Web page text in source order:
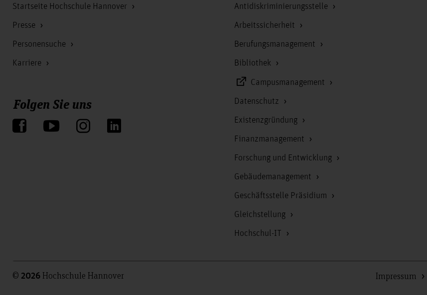
Startseite Hochschule Hannover
Presse
Personensuche
Karriere
Folgen Sie uns
Antidiskriminierungsstelle
Arbeitssicherheit
Berufungsmanagement
Bibliothek
Campusmanagement
Datenschutz
Existenzgründung
Finanzmanagement
Forschung und Entwicklung
Gebäudemanagement
Geschäftsstelle Präsidium
Gleichstellung
Hochschul-IT
© 2026 Hochschule Hannover Impressum